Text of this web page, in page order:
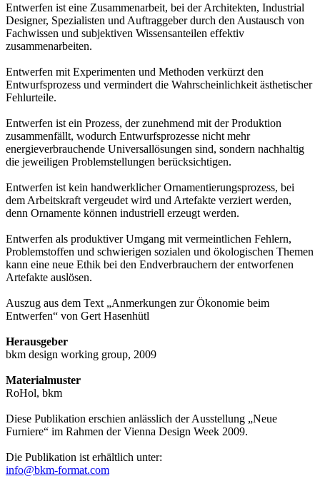
Entwerfen ist eine Zusammenarbeit, bei der Architekten, Industrial
Designer, Spezialisten und Auftraggeber durch den Austausch von
Fachwissen und subjektiven Wissensanteilen effektiv
zusammenarbeiten.
Entwerfen mit Experimenten und Methoden verkürzt den
Entwurfsprozess und vermindert die Wahrscheinlichkeit ästhetischer
Fehlurteile.
Entwerfen ist ein Prozess, der zunehmend mit der Produktion
zusammenfällt, wodurch Entwurfsprozesse nicht mehr
energieverbrauchende Universallösungen sind, sondern nachhaltig
die jeweiligen Problemstellungen berücksichtigen.
Entwerfen ist kein handwerklicher Ornamentierungsprozess, bei
dem Arbeitskraft vergeudet wird und Artefakte verziert werden,
denn Ornamente können industriell erzeugt werden.
Entwerfen als produktiver Umgang mit vermeintlichen Fehlern,
Problemstoffen und schwierigen sozialen und ökologischen Themen
kann eine neue Ethik bei den Endverbrauchern der entworfenen
Artefakte auslösen.
Auszug aus dem Text „Anmerkungen zur Ökonomie beim
Entwerfen“ von Gert Hasenhütl
Herausgeber
bkm design working group, 2009
Materialmuster
RoHol, bkm
Diese Publikation erschien anlässlich der Ausstellung „Neue
Furniere“ im Rahmen der Vienna Design Week 2009.
Die Publikation ist erhältlich unter:
info@bkm-format.com